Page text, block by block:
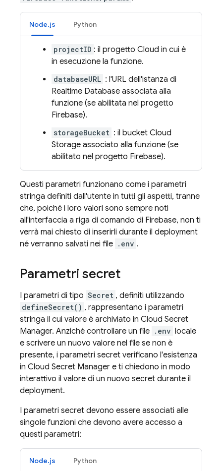
Node.js Python
projectID : il progetto Cloud in cui è
in esecuzione la funzione.
databaseURL : l'URL dell'istanza di
Realtime Database associata alla
funzione (se abilitata nel progetto
Firebase).
storageBucket : il bucket Cloud
Storage associato alla funzione (se
abilitato nel progetto Firebase).
Questi parametri funzionano come i parametri
stringa definiti dall'utente in tutti gli aspetti, tranne
che, poiché i loro valori sono sempre noti
all'interfaccia a riga di comando di Firebase, non ti
verrà mai chiesto di inserirli durante il deployment
né verranno salvati nei file .env .
Parametri secret
I parametri di tipo Secret , definiti utilizzando
defineSecret() , rappresentano i parametri
stringa il cui valore è archiviato in Cloud Secret
Manager. Anziché controllare un file .env locale
e scrivere un nuovo valore nel file se non è
presente, i parametri secret verificano l'esistenza
in Cloud Secret Manager e ti chiedono in modo
interattivo il valore di un nuovo secret durante il
deployment.
I parametri secret devono essere associati alle
singole funzioni che devono avere accesso a
questi parametri:
Node.js Python